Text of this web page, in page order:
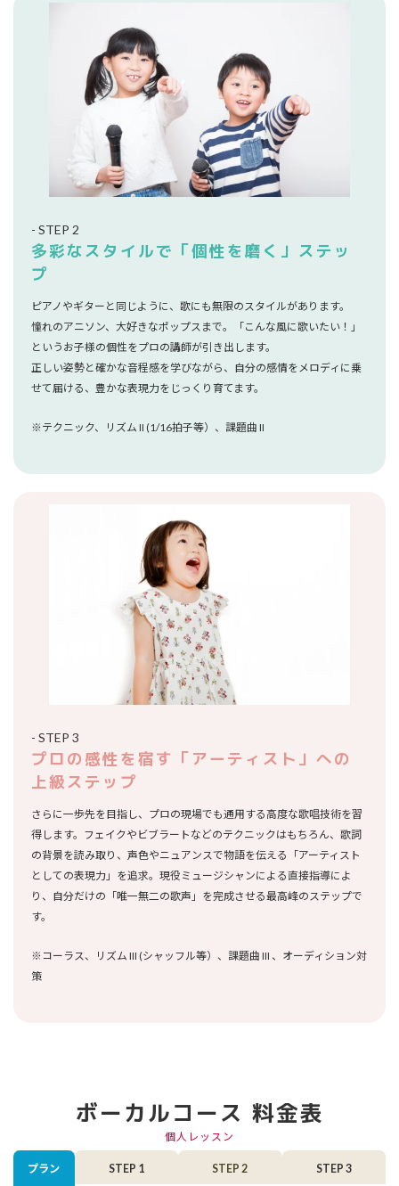
- STEP 2
多彩なスタイルで「個性を磨く」ステッ
プ
ピアノやギターと同じように、歌にも無限のスタイルがあります。
憧れのアニソン、大好きなポップスまで。「こんな風に歌いたい！」
というお子様の個性をプロの講師が引き出します。
正しい姿勢と確かな音程感を学びながら、自分の感情をメロディに乗
せて届ける、豊かな表現力をじっくり育てます。
※テクニック、リズム II (1/16拍子等）、課題曲 II
- STEP 3
プロの感性を宿す「アーティスト」への
上級ステップ
さらに一歩先を目指し、プロの現場でも通用する高度な歌唱技術を習
得します。フェイクやビブラートなどのテクニックはもちろん、歌詞
の背景を読み取り、声色やニュアンスで物語を伝える「アーティスト
としての表現力」を追求。現役ミュージシャンによる直接指導によ
り、自分だけの「唯一無二の歌声」を完成させる最高峰のステップで
す。
※コーラス、リズム III (シャッフル等）、課題曲 III 、オーディション対
策
ボーカルコース 料金表
個人レッスン
プラン STEP 1 STEP 2 STEP 3